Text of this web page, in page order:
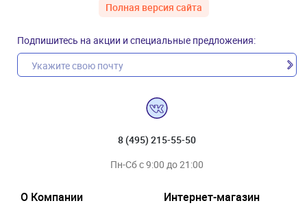
Полная версия сайта
Подпишитесь на акции и специальные предложения:
8 (495) 215-55-50
Пн-Сб с 9:00 до 21:00
О Компании Интернет-магазин